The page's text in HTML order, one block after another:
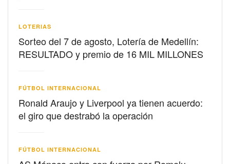
LOTERIAS
Sorteo del 7 de agosto, Lotería de Medellín:
RESULTADO y premio de 16 MIL MILLONES
FÚTBOL INTERNACIONAL
Ronald Araujo y Liverpool ya tienen acuerdo:
el giro que destrabó la operación
FÚTBOL INTERNACIONAL